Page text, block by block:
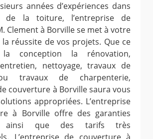
années d’expériences dans
de la toiture, l’entreprise de
Clement à Borville se met à votre
réussite de vos projets. Que ce
conception la rénovation,
nettoyage, travaux de
travaux de charpenterie,
couverture à Borville saura vous
appropriées. L’entreprise
à Borville offre des garanties
ainsi que des tarifs très